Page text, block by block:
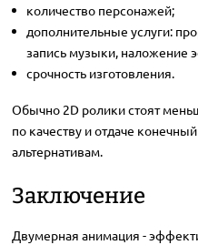
количество персонажей;
дополнительные услуги:
запись музыки, наложение
срочность изготовления.
Обычно 2D ролики стоят
по качеству и отдаче
альтернативам.
Заключение
Двумерная анимация -